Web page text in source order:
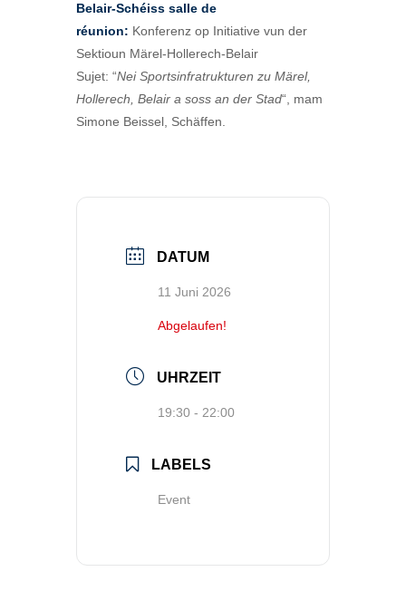
Belair-Schéiss salle de
réunion: Konferenz op Initiative vun der
Sektioun Märel-Hollerech-Belair
Sujet: “Nei Sportsinfratrukturen zu Märel,
Hollerech, Belair a soss an der Stad“, mam
Simone Beissel, Schäffen.
DATUM
11 Juni 2026
Abgelaufen!
UHRZEIT
19:30 - 22:00
LABELS
Event